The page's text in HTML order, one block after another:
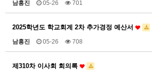
남홍진 05-26 701
2025학년도 학교회계 2차 추가경정 예산서
남홍진 05-26 708
제310차 이사회 회의록